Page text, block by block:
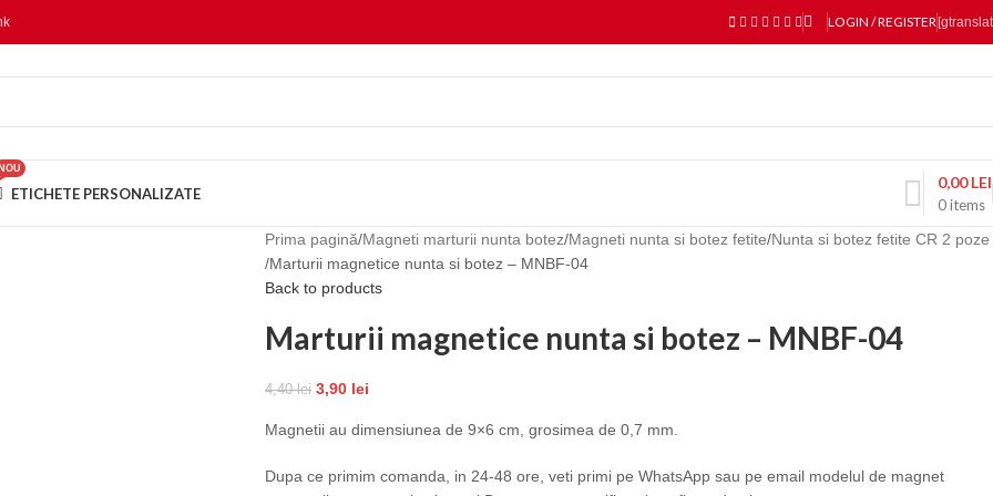
LOGIN / REGISTER
ETICHETE PERSONALIZATE
NOU
0items
0,00LEI
Prima pagină Magneti marturii nunta botez Magneti nunta si botez fetite Nunta si botez fetite CR 2 poze
Marturii magnetice nunta si botez – MNBF-04
Back to products
Marturii magnetice nunta si botez – MNBF-04
4,40lei 3,90 lei
Magnetii au dimensiunea de 9×6 cm, grosimea de 0,7 mm.
Dupa ce primim comanda, in 24-48 ore, veti primi pe WhatsApp sau pe email modelul de magnet